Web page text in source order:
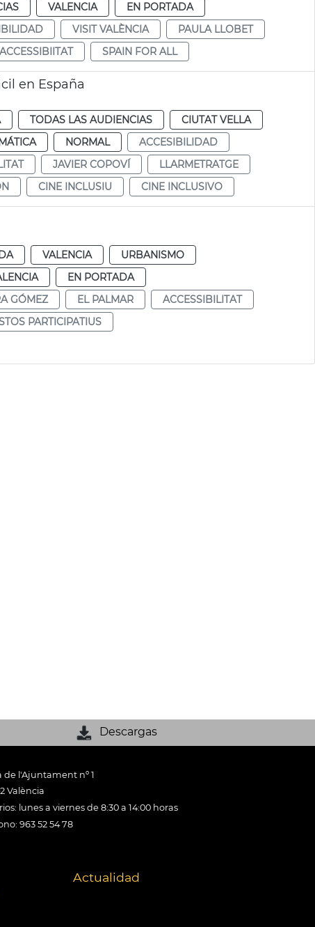
VALENCIA
EN PORTADA
VISIT VALÈNCIA
PAULA LLOBET
ACCESSIBIITAT SPAIN FOR ALL
en España
TODAS LAS AUDIENCIAS
CIUTAT VELLA
NORMAL
ACCESIBILIDAD
JAVIER COPOVÍ
LLARMETRATGE
CINE INCLUSIU CINE INCLUSIVO
VALENCIA
URBANISMO
EN PORTADA
GÓMEZ EL PALMAR
ACCESSIBILITAT
PARTICIPATIUS
Descargas
de l'Ajuntament nº 1
València
lunes a viernes de 8:30 a 14:00 horas
963 52 54 78
Actualidad